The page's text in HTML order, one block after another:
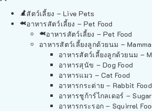
สัตว์เลี้ยง – Live Pets
อาหารสัตว์เลี้ยง – Pet Food
อาหารสัตว์เลี้ยง – Pet Food
อาหารสัตว์เลี้ยงลูกด้วยนม –
อาหารสัตว์เลี้ยงลูกด้วยนม –
อาหารสุนัข – Dog Food
อาหารแมว – Cat Food
อาหารกระต่าย – Rabbit Food
อาหารชูก้าร์ไกลเดอร์ –
อาหารกระรอก – Squirrel